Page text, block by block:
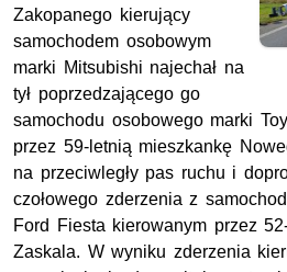
Zakopanego kierujący
samochodem osobowym
marki Mitsubishi najechał na
tył poprzedzającego go
samochodu osobowego marki
przez 59-letnią mieszkankę
na przeciwległy pas ruchu i
czołowego zderzenia z
Ford Fiesta kierowanym przez
Zaskala. W wyniku zderzenia